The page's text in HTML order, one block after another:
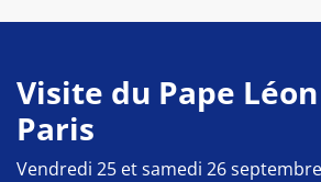
Visite du Pape Léon
Paris
Vendredi 25 et samedi 26